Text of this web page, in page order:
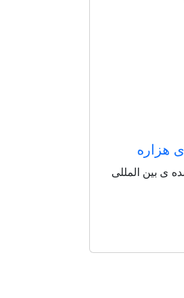
هزاره
شناخته شده ی بین المللی